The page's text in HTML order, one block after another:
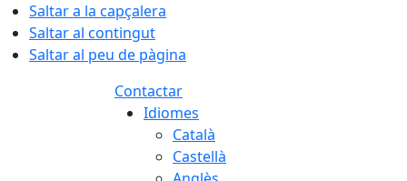
Saltar a la capçalera
Saltar al contingut
Saltar al peu de pàgina
Contactar
Idiomes
Català
Castellà